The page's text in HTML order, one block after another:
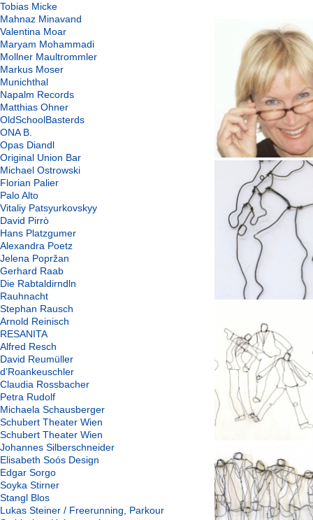
Tobias Micke
Mahnaz Minavand
Valentina Moar
Maryam Mohammadi
Mollner Maultrommler
Markus Moser
Munichthal
Napalm Records
Matthias Ohner
OldSchoolBasterds
ONA B.
Opas Diandl
Original Union Bar
Michael Ostrowski
Florian Palier
Palo Alto
Vitaliy Patsyurkovskyy
David Pirrò
Hans Platzgumer
Alexandra Poetz
Jelena Popržan
Gerhard Raab
Die Rabtaldirndln
Rauhnacht
Stephan Rausch
Arnold Reinisch
RESANITA
Alfred Resch
David Reumüller
d’Roankeuschler
Claudia Rossbacher
Petra Rudolf
Michaela Schausberger
Schubert Theater Wien
Schubert Theater Wien
Johannes Silberschneider
Elisabeth Soós Design
Edgar Sorgo
Soyka Stirner
Stangl Blos
Lukas Steiner / Freerunning, Parkour